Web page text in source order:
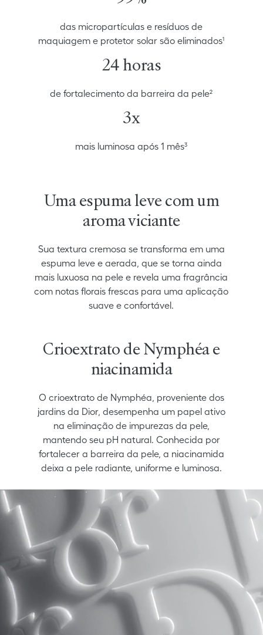
das micropartículas e resíduos de
maquiagem e protetor solar são eliminados¹
24 horas
de fortalecimento da barreira da pele²
3x
mais luminosa após 1 mês³
Uma espuma leve com um
aroma viciante
Sua textura cremosa se transforma em uma
espuma leve e aerada, que se torna ainda
mais luxuosa na pele e revela uma fragrância
com notas florais frescas para uma aplicação
suave e confortável.
Crioextrato de Nymphéa e
niacinamida
O crioextrato de Nymphéa, proveniente dos
jardins da Dior, desempenha um papel ativo
na eliminação de impurezas da pele,
mantendo seu pH natural. Conhecida por
fortalecer a barreira da pele, a niacinamida
deixa a pele radiante, uniforme e luminosa.